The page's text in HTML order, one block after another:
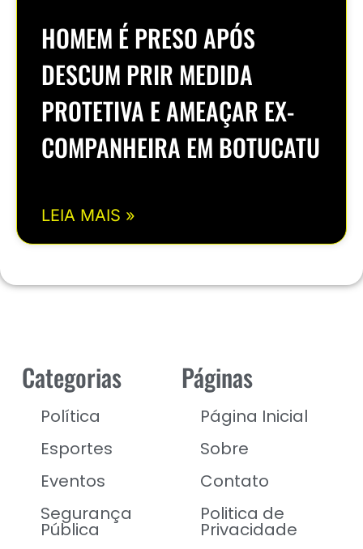
HOMEM É PRESO APÓS
DESCUM PRIR MEDIDA
PROTETIVA E AMEAÇAR EX-
COMPANHEIRA EM BOTUCATU
LEIA MAIS »
Categorias
Política
Esportes
Eventos
Segurança
Pública
Páginas
Página Inicial
Sobre
Contato
Politica de
Privacidade